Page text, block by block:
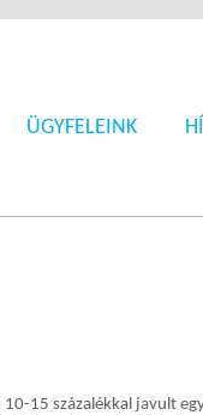
ÜGYFELEINK
15 százalékkal javult